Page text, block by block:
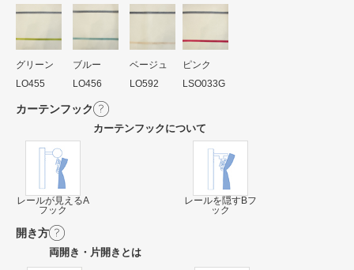
グリーン
LO455
ブルー
LO456
ベージュ
LO592
ピンク
LSO033G
カーテンフック
カーテンフックについて
レールが見えるA
フック
レールを隠すBフ
ック
開き方
両開き・片開きとは